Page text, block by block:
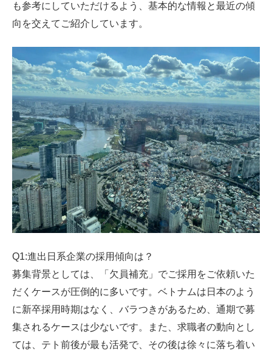
も参考にしていただけるよう、基本的な情報と最近の傾
向を交えてご紹介しています。
Q1:進出日系企業の採用傾向は？
募集背景としては、「欠員補充」でご採用をご依頼いた
だくケースが圧倒的に多いです。ベトナムは日本のよう
に新卒採用時期はなく、バラつきがあるため、通期で募
集されるケースは少ないです。また、求職者の動向とし
ては、テト前後が最も活発で、その後は徐々に落ち着い